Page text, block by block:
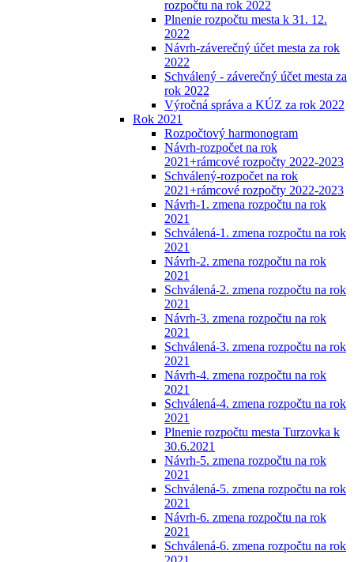
rozpočtu na rok 2022
Plnenie rozpočtu mesta k 31. 12.
2022
Návrh-záverečný účet mesta za rok
2022
Schválený - záverečný účet mesta za
rok 2022
Výročná správa a KÚZ za rok 2022
Rok 2021
Rozpočtový harmonogram
Návrh-rozpočet na rok
2021+rámcové rozpočty 2022-2023
Schválený-rozpočet na rok
2021+rámcové rozpočty 2022-2023
Návrh-1. zmena rozpočtu na rok
2021
Schválená-1. zmena rozpočtu na rok
2021
Návrh-2. zmena rozpočtu na rok
2021
Schválená-2. zmena rozpočtu na rok
2021
Návrh-3. zmena rozpočtu na rok
2021
Schválená-3. zmena rozpočtu na rok
2021
Návrh-4. zmena rozpočtu na rok
2021
Schválená-4. zmena rozpočtu na rok
2021
Plnenie rozpočtu mesta Turzovka k
30.6.2021
Návrh-5. zmena rozpočtu na rok
2021
Schválená-5. zmena rozpočtu na rok
2021
Návrh-6. zmena rozpočtu na rok
2021
Schválená-6. zmena rozpočtu na rok